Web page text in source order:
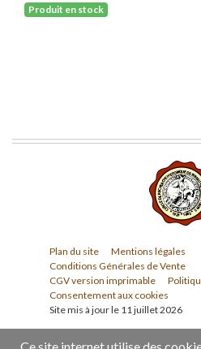
Produit en stock
Plan du site
Mentions légales
Conditions Générales de Vente
CGV version imprimable
Consentement aux cookies
Site mis à jour le 11 juillet 2026